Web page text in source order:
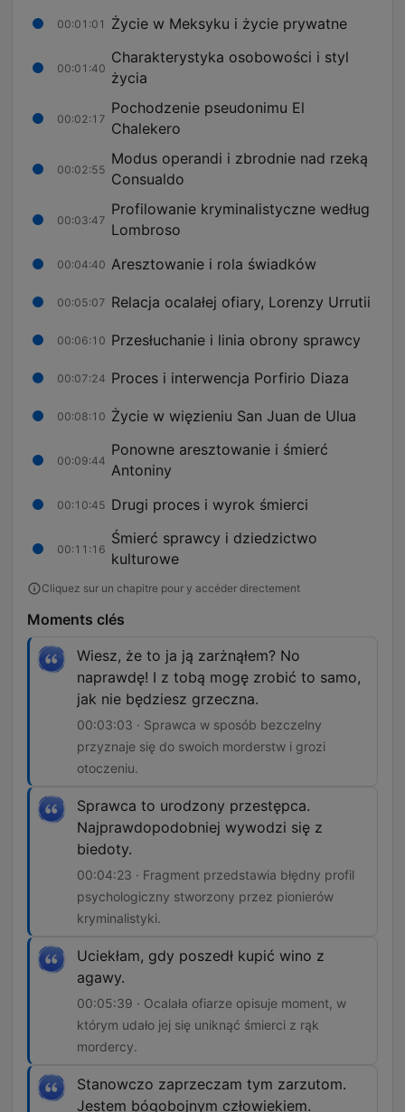
00:01:01 Życie w Meksyku i życie prywatne
00:01:40
Charakterystyka osobowości i styl
życia
00:02:17
Pochodzenie pseudonimu El
Chalekero
00:02:55
Modus operandi i zbrodnie nad rzeką
Consualdo
00:03:47
Profilowanie kryminalistyczne według
Lombroso
00:04:40 Aresztowanie i rola świadków
00:05:07 Relacja ocalałej ofiary, Lorenzy Urrutii
00:06:10 Przesłuchanie i linia obrony sprawcy
00:07:24 Proces i interwencja Porfirio Diaza
00:08:10 Życie w więzieniu San Juan de Ulua
00:09:44
Ponowne aresztowanie i śmierć
Antoniny
00:10:45 Drugi proces i wyrok śmierci
00:11:16
Śmierć sprawcy i dziedzictwo
kulturowe
Cliquez sur un chapitre pour y accéder directement
Moments clés
Wiesz, że to ja ją zarżnąłem? No
naprawdę! I z tobą mogę zrobić to samo,
jak nie będziesz grzeczna.
00:03:03 · Sprawca w sposób bezczelny
przyznaje się do swoich morderstw i grozi
otoczeniu.
Sprawca to urodzony przestępca.
Najprawdopodobniej wywodzi się z
biedoty.
00:04:23 · Fragment przedstawia błędny profil
psychologiczny stworzony przez pionierów
kryminalistyki.
Uciekłam, gdy poszedł kupić wino z
agawy.
00:05:39 · Ocalała ofiarze opisuje moment, w
którym udało jej się uniknąć śmierci z rąk
mordercy.
Stanowczo zaprzeczam tym zarzutom.
Jestem bógobojnym człowiekiem.